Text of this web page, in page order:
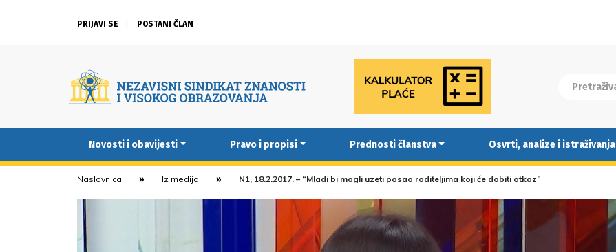
PRIJAVI SE POSTANI ČLAN
Novosti i obavijesti Pravo i propisi Prednosti članstva Osvrti, analize i istraživanja
Naslovnica Iz medija N1, 18.2.2017. – “Mladi bi mogli uzeti posao roditeljima koji će dobiti otkaz”